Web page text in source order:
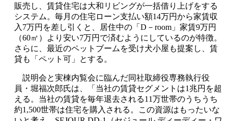
販売し、賃貸住宅は大和リビングが一括借り上げをする
システム。毎月の住宅ローン支払い額14万円から家賃収
入7万円を差し引くと、居住中の「D－room」家賃9万円
（60㎡）より安い7万円で済むようにしているのが特徴。
さらに、最近のペットブームを受け犬小屋も提案し、賃
貸も「ペット可」とする。
説明会と実棟内覧会に臨んだ同社取締役専務執行役
員・堀福次郎氏は、「当社の賃貸セグメントは1兆円を超
える。当社の賃貸を毎年退去される11万世帯のうちうち
約1,500世帯は住宅を購入される。この資源はもったいな